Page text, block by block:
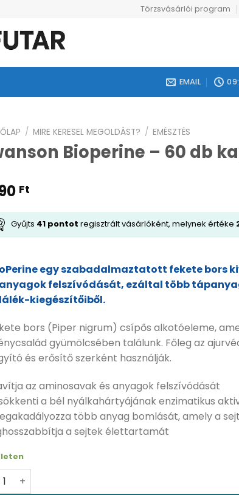
Törzsvásárlói program
EMAIL
/ MIRE KERESEL MEGOLDÁST? / EMÉSZTÉS
Bioperine – 60 db
Ft
Gyűjts 41 pontot regisztrált vásárlóként, melynek értéke
egy szabadalmaztatott fekete bors
felszívódását, ezáltal több
kiegészítőiből.
bors (Piper nigrum) csípős alkotóeleme,
gyümölcsében találunk. Főleg az
és erősítő szerként használják.
az aminosavak és anyagok felszívódását
a bél nyálkahártyájának enzimatikus
több anyag bomlását, amely a
a sejtek élettartamát
Bioperine - 60 db kapszula mennyiség